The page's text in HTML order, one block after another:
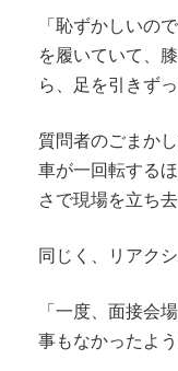
「恥ずかしいの
を履いていて、
ら、足を引きず
質問者のごまか
車が一回転する
さで現場を立ち去
同じく、リアク
「一度、面接会
事もなかったよ